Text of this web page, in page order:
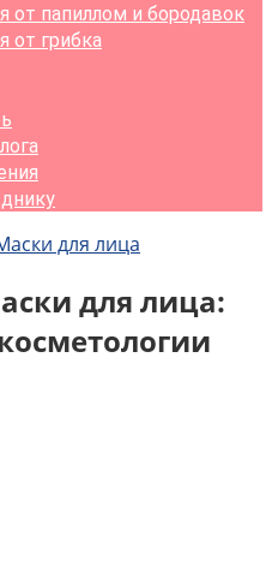
от папиллом и бородавок
от грибка
для лица
для лица: